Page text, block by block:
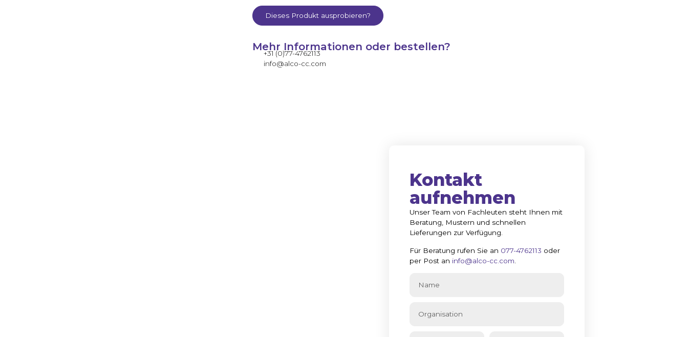
Dieses Produkt ausprobieren?
Mehr Informationen oder bestellen?
+31 (0)77-4762113
info@alco-cc.com
Kontakt
aufnehmen
Unser Team von Fachleuten steht Ihnen mit
Beratung, Mustern und schnellen
Lieferungen zur Verfügung.
Für Beratung rufen Sie an 077-4762113 oder
per Post an info@alco-cc.com